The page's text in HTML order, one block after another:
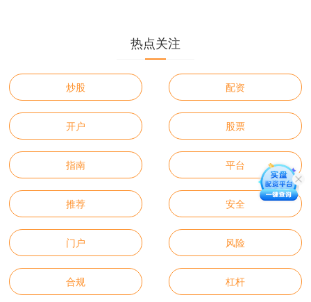
热点关注
炒股 配资
开户 股票
指南 平台
推荐 安全
门户 风险
合规 杠杆